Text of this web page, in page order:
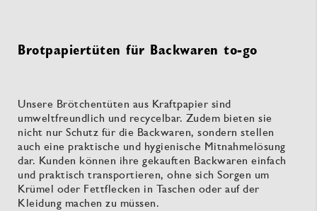
Brotpapiertüten für Backwaren to-go
Unsere Brötchentüten aus Kraftpapier sind
umweltfreundlich und recycelbar. Zudem bieten sie
nicht nur Schutz für die Backwaren, sondern stellen
auch eine praktische und hygienische Mitnahmelösung
dar. Kunden können ihre gekauften Backwaren einfach
und praktisch transportieren, ohne sich Sorgen um
Krümel oder Fettflecken in Taschen oder auf der
Kleidung machen zu müssen.